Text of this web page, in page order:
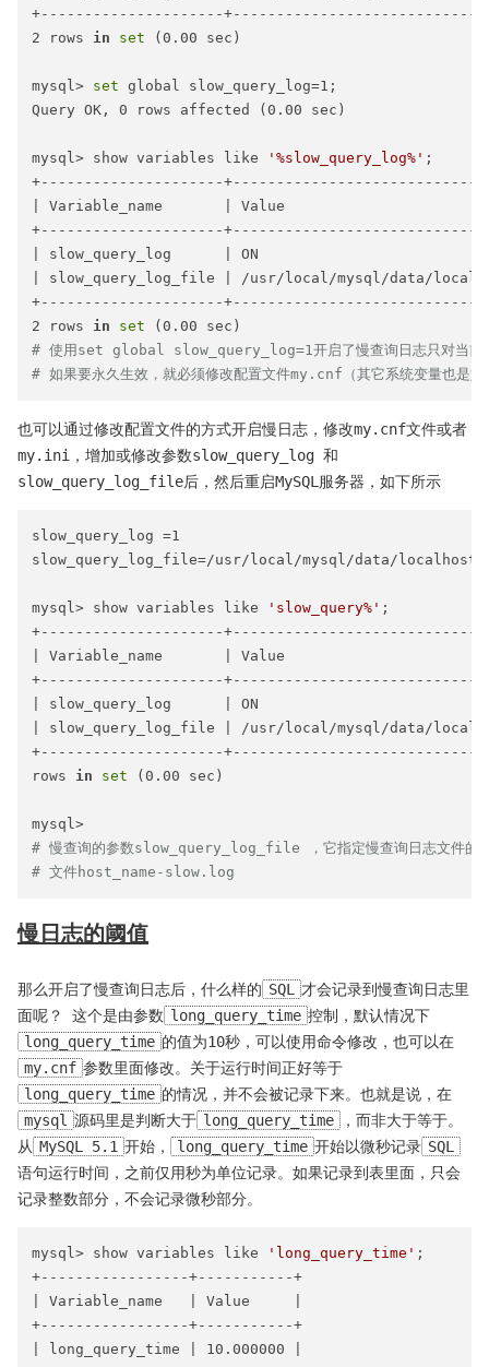
+---------------------
2 rows in set (0.00 sec)
mysql> set global slow_query_log=1;
Query OK, 0 rows affected (0.00 sec)
mysql> show variables like '%slow_query_log%' ;
+---------------------
| Variable_name       | Value
+---------------------
| slow_query_log      | ON
| slow_query_log_file | /usr/local/mysql/data/
+---------------------
2 rows in set
# 使用set global slow_query_log=1开启了慢查询日志只对当前数
# 如果要永久生效，就必须修改配置文件my.cnf（其它系统变量也是如
也可以通过修改配置文件的方式开启慢日志，修改my.cnf文件或者
my.ini，增加或修改参数slow_query_log 和
slow_query_log_file后，然后重启MySQL服务器，如下所示
slow_query_log =1
slow_query_log_file=/usr/local/mysql/data/
mysql> show variables like 'slow_query%' ;
+---------------------
| Variable_name       | Value
+---------------------
| slow_query_log      | ON
| slow_query_log_file | /usr/local/mysql/data/
+---------------------
rows in set (0.00 sec)
# 慢查询的参数slow_query_log_file ，它指定慢查询日志文件的存
# 文件host_name-slow.log
慢日志的阈值
那么开启了慢查询日志后，什么样的 SQL
才会记录到慢查询日志里
面呢？ 这个是由参数 long_query_time 控制，默认情况下
long_query_time 的值为10秒，可以使用命令修改，也可以在
my.cnf 参数里面修改。关于运行时间正好等于
long_query_time 的情况，并不会被记录下来。也就是说，在
mysql 源码里是判断大于 long_query_time
，而非大于等于。
从 MySQL 5.1 开始， long_query_time 开始以微秒记录 SQL
语句运行时间，之前仅用秒为单位记录。如果记录到表里面，只会
记录整数部分，不会记录微秒部分。
mysql> show variables like 'long_query_time' ;
+-----------------+-----------+
| Variable_name   | Value     |
+-----------------+-----------+
| long_query_time | 10.000000 |